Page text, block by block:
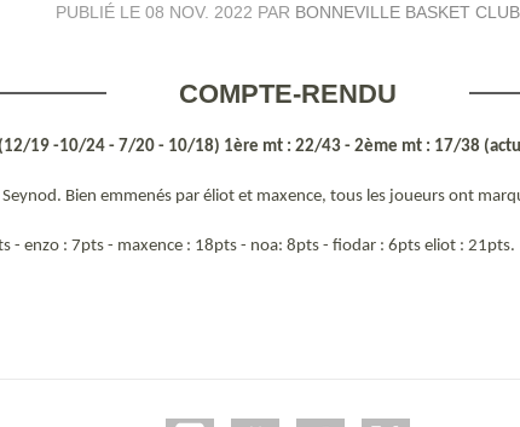
PUBLIÉ LE 08 NOV. 2022 PAR BONNEVILLE BASKET CLUB
COMPTE-RENDU
(12/19 -10/24 - 7/20 - 10/18) 1ère mt : 22/43 - 2ème mt : 17/38
Seynod. Bien emmenés par éliot et maxence, tous les joueurs ont
- enzo : 7pts - maxence : 18pts - noa: 8pts - fiodar : 6pts eliot : 21pts.